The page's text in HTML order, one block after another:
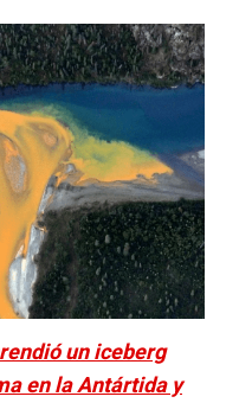
un iceberg
en la Antártida y